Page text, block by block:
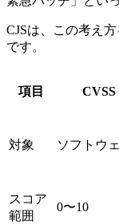
CJSは、この考え
です。
項目 CVSS
対象 ソフトウ
スコア
範囲
0〜10